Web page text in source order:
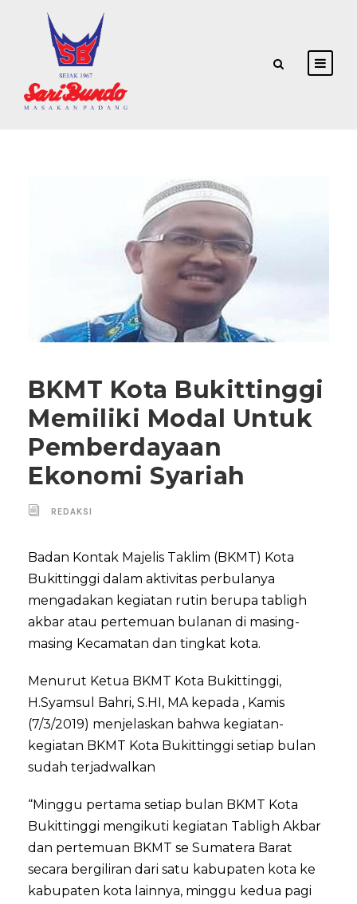
BKMT Kota Bukittinggi
Memiliki Modal Untuk
Pemberdayaan
Ekonomi Syariah
REDAKSI
Badan Kontak Majelis Taklim (BKMT) Kota
Bukittinggi dalam aktivitas perbulanya
mengadakan kegiatan rutin berupa tabligh
akbar atau pertemuan bulanan di masing-
masing Kecamatan dan tingkat kota.
Menurut Ketua BKMT Kota Bukittinggi,
H.Syamsul Bahri, S.HI, MA kepada , Kamis
(7/3/2019) menjelaskan bahwa kegiatan-
kegiatan BKMT Kota Bukittinggi setiap bulan
sudah terjadwalkan
“Minggu pertama setiap bulan BKMT Kota
Bukittinggi mengikuti kegiatan Tabligh Akbar
dan pertemuan BKMT se Sumatera Barat
secara bergiliran dari satu kabupaten kota ke
kabupaten kota lainnya, minggu kedua pagi